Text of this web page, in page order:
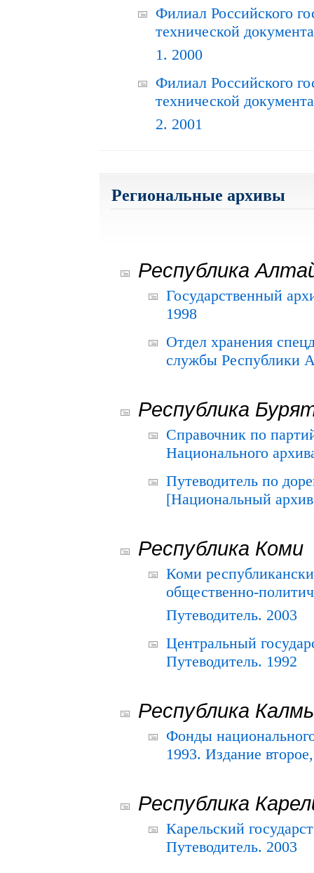
Филиал Российского
технической
1. 2000
Филиал Российского
технической
2. 2001
Региональные архивы
Республика
Государственный
1998
Отдел хранения
службы Республики
Республика
Справочник по
Национального
Путеводитель по
[Национальный
Республика Коми
Коми
общественно-
Путеводитель. 2003
Центральный
Путеводитель. 1992
Республика
Фонды
1993. Издание
Республика
Карельский
Путеводитель. 2003